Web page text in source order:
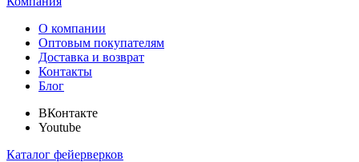
О компании
Оптовым покупателям
Доставка и возврат
Контакты
Блог
ВКонтакте
Youtube
Каталог фейерверков